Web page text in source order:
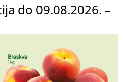
do 09.08.2026. –